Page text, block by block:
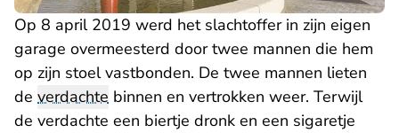
Op 8 april 2019 werd het slachtoffer in zijn eigen
garage overmeesterd door twee mannen die hem
op zijn stoel vastbonden. De twee mannen lieten
de verdachte binnen en vertrokken weer. Terwijl
de verdachte een biertje dronk en een sigaretje